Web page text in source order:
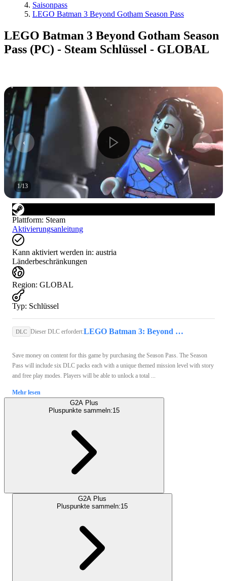
Saisonpass
LEGO Batman 3 Beyond Gotham Season Pass
LEGO Batman 3 Beyond Gotham Season
Pass (PC) - Steam Schlüssel - GLOBAL
1/13
Plattform: Steam
Aktivierungsanleitung
Kann aktiviert werden in: austria
Länderbeschränkungen
Region: GLOBAL
Typ: Schlüssel
DLC Dieser DLC erfordert: LEGO Batman 3: Beyond Gotham (PC) - Steam Key - GLOBAL
Save money on content for this game by purchasing the Season Pass. The Season
Pass will include six DLC packs each with a unique themed mission level with story
and free play modes. Players will be able to unlock a total ...
Mehr lesen
G2A Plus
Pluspunkte sammeln:15
G2A Plus
Pluspunkte sammeln:15